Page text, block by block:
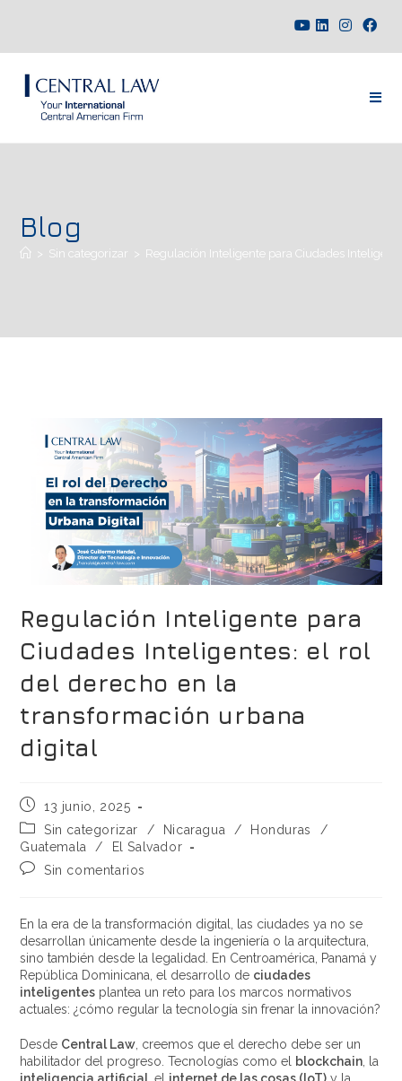
Blog
> Sin categorizar > Regulación Inteligente para Ciudades
Regulación Inteligente para
Ciudades Inteligentes: el rol
del derecho en la
transformación urbana
digital
13 junio, 2025
Sin categorizar
/ Nicaragua / Honduras
/
Guatemala
/
El Salvador
Sin comentarios
En la era de la transformación digital, las ciudades ya no se
desarrollan únicamente desde la ingeniería o la arquitectura,
sino también desde la legalidad. En Centroamérica, Panamá y
República Dominicana, el desarrollo de ciudades
inteligentes plantea un reto para los marcos normativos
actuales: ¿cómo regular la tecnología sin frenar la innovación?
Desde Central Law , creemos que el derecho debe ser un
habilitador del progreso. Tecnologías como el blockchain , la